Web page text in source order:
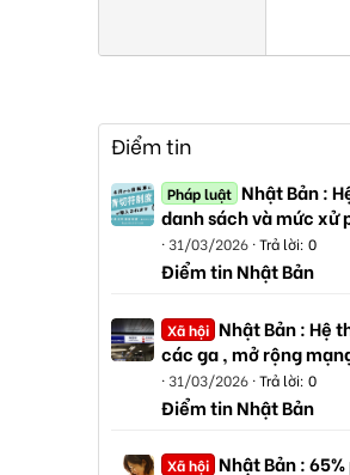
Điểm tin
Pháp luật Nhật Bản :
danh sách và mức xử
31/03/2026 Trả lời: 0
Điểm tin Nhật Bản
Xã hội Nhật Bản : Hệ
các ga , mở rộng
31/03/2026 Trả lời: 0
Điểm tin Nhật Bản
Xã hội Nhật Bản :